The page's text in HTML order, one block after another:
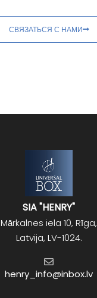
СВЯЗАТЬСЯ С НАМИ
SIA "HENRY"
Mārkalnes iela 10, Rīga,
Latvija, LV-1024.
henry_info@inbox.lv